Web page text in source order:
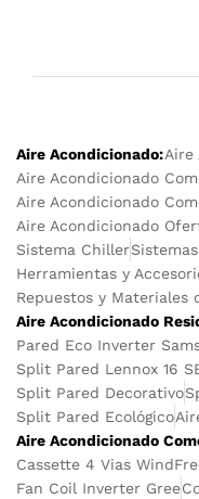
Aire Acondicionado:Aire
Aire Acondicionado
Aire Acondicionado
Aire Acondicionado
Sistema Chiller
Herramientas y
Repuestos y Materiales
Aire Acondicionado
Pared Eco Inverter
Split Pared Lennox 16
Split Pared Decorativo
Split Pared Ecológico
Aire Acondicionado
Cassette 4 Vias
Fan Coil Inverter Gree